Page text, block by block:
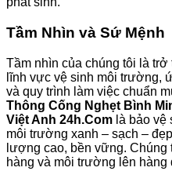
Tầm Nhìn và Sứ Mệnh
Tầm nhìn của chúng tôi là
lĩnh vực vệ sinh môi trường,
và quy trình làm việc chuẩn
Thông Cống Nghẹt Bình
Việt Anh 24h.Com là bảo
môi trường xanh – sạch –
lượng cao, bền vững.
hàng và môi trường lên hàng